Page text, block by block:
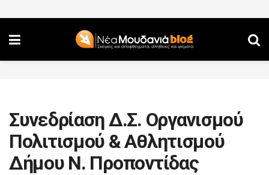
Συνεδρίαση Δ.Σ. Οργανισμού
Πολιτισμού & Αθλητισμού
Δήμου Ν. Προποντίδας